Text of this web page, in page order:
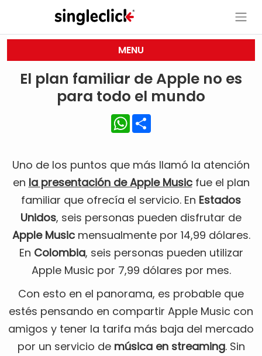
MENU
El plan familiar de Apple no es
para todo el mundo
WhatsApp
Uno de los puntos que más llamó la atención
en la presentación de Apple Music fue el plan
familiar que ofrecía el servicio. En Estados
Unidos, seis personas pueden disfrutar de
Apple Musicmensualmente por 14,99 dólares.
En Colombia, seis personas pueden utilizar
Apple Music por 7,99 dólares por mes.
Con esto en el panorama, es probable que
estés pensando en compartir Apple Music con
amigos y tener la tarifa más baja del mercado
por un servicio de música en streaming. Sin